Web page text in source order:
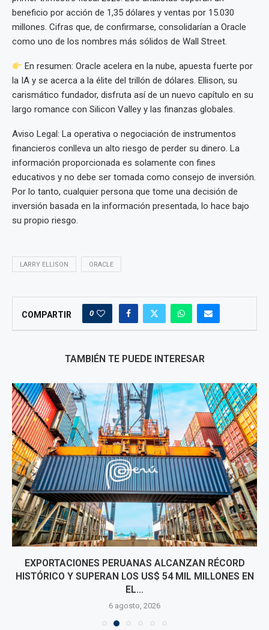
beneficio por acción de 1,35 dólares y ventas por 15.030
millones. Cifras que, de confirmarse, consolidarían a Oracle
como uno de los nombres más sólidos de Wall Street.
En resumen: Oracle acelera en la nube, apuesta fuerte por
la IA y se acerca a la élite del trillón de dólares. Ellison, su
carismático fundador, disfruta así de un nuevo capítulo en su
largo romance con Silicon Valley y las finanzas globales.
Aviso Legal: La operativa o negociación de instrumentos
financieros conlleva un alto riesgo de perder su dinero. La
información proporcionada es solamente con fines
educativos y no debe ser tomada como consejo de inversión.
Por lo tanto, cualquier persona que tome una decisión de
inversión basada en la información presentada, lo hace bajo
su propio riesgo.
LARRY ELLISON ORACLE
COMPARTIR 0
TAMBIÉN TE PUEDE INTERESAR
EXPORTACIONES PERUANAS ALCANZAN RÉCORD
HISTÓRICO Y SUPERAN LOS US$ 54 MIL MILLONES EN
EL...
6 agosto, 2026